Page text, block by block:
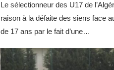
Le sélectionneur des U17 de
raison à la défaite des siens face
de 17 ans par le fait d’une…